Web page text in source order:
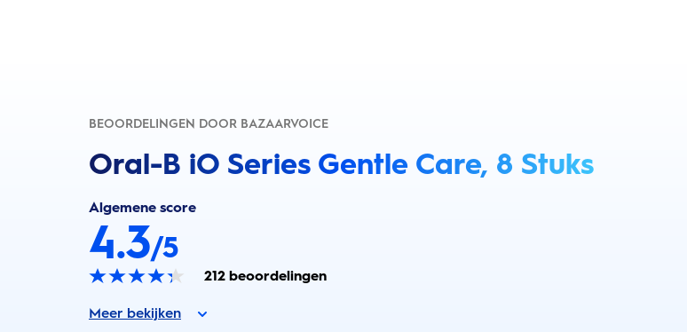
BEOORDELINGEN DOOR BAZAARVOICE
Oral-B iO Series Gentle Care, 8 Stuks
Algemene score
4.3/5
212 beoordelingen
Meer bekijken